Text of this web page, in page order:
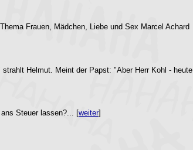
Frauen, Mädchen, Liebe und Sex Marcel Achard
Helmut. Meint der Papst: "Aber Herr Kohl - heute
Steuer lassen?... [weiter]